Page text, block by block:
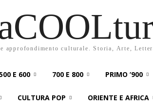
approfondimento culturale. Storia, Arte,
E 600 700 E 800 PRIMO ‘900
CULTURA POP ORIENTE E AFRICA